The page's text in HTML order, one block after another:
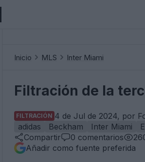
Inicio MLS Inter Miami
Filtración de la
FILTRACIÓN 4 de Jul de 2024, por
adidas
Beckham Inter Miami
Compartir
0 comentarios
Añadir como fuente preferida